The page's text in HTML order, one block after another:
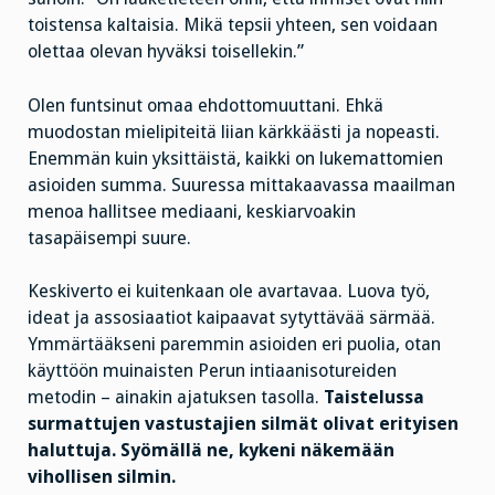
toistensa kaltaisia. Mikä tepsii yhteen, sen voidaan
olettaa olevan hyväksi toisellekin.”
Olen funtsinut omaa ehdottomuuttani. Ehkä
muodostan mielipiteitä liian kärkkäästi ja nopeasti.
Enemmän kuin yksittäistä, kaikki on lukemattomien
asioiden summa. Suuressa mittakaavassa maailman
menoa hallitsee mediaani, keskiarvoakin
tasapäisempi suure.
Keskiverto ei kuitenkaan ole avartavaa. Luova työ,
ideat ja assosiaatiot kaipaavat sytyttävää särmää.
Ymmärtääkseni paremmin asioiden eri puolia, otan
käyttöön muinaisten Perun intiaanisotureiden
metodin – ainakin ajatuksen tasolla. Taistelussa
surmattujen vastustajien silmät olivat erityisen
haluttuja. Syömällä ne, kykeni näkemään
vihollisen silmin.